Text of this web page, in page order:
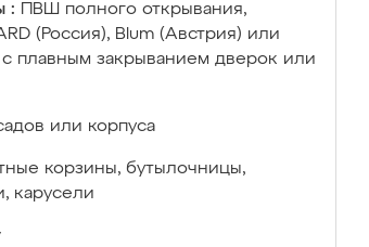
:
ПВШ полного открывания,
(Россия), Blum (Австрия) или
плавным закрыванием дверок или
или корпуса
корзины, бутылочницы,
карусели